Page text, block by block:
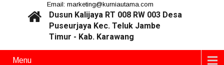
Email: marketing@kurniautama.com
Dusun Kalijaya RT 008 RW 003 Desa
Puseurjaya Kec. Teluk Jambe
Timur - Kab. Karawang
Menu